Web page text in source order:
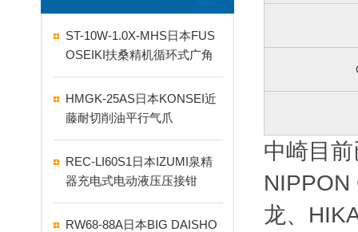
ST-10W-1.0X-MHS日本FUS
OSEIKI扶桑精机循环式广角
自动喷嘴
HMGK-25AS日本KONSEI近
藤耐切削油平行气爪
REC-LI60S1日本IZUMI泉精
器充电式电动液压压接钳
RW68-88A日本BIG DAISHO
中崎目
NIPPON
龙、